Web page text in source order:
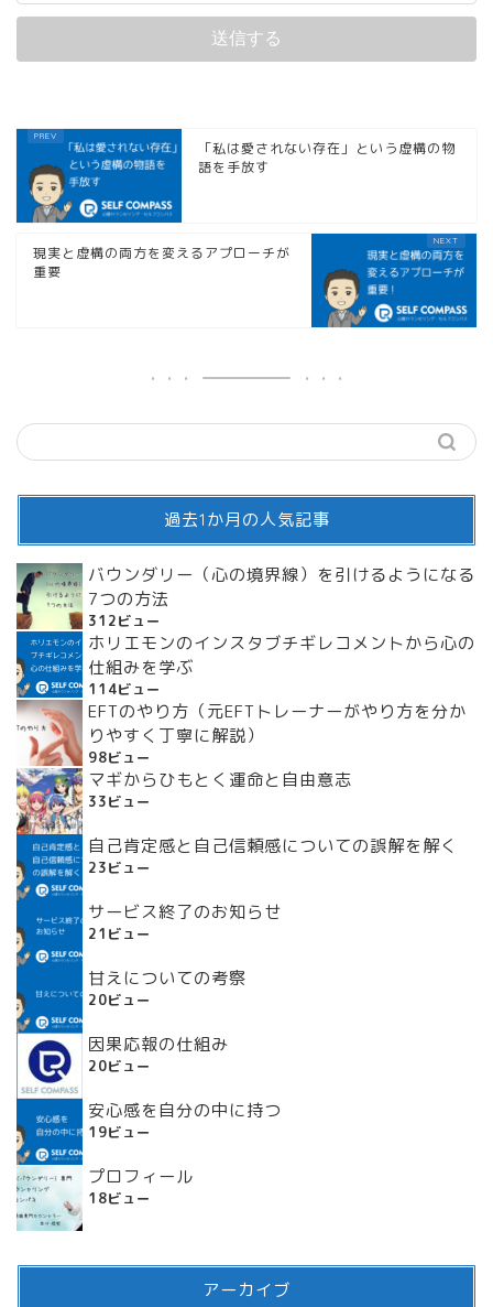
「私は愛されない存在」という虚構の物
語を手放す
現実と虚構の両方を変えるアプローチが
重要
過去1か月の人気記事
バウンダリー（心の境界線）を引けるようになる
7つの方法
312ビュー
ホリエモンのインスタブチギレコメントから心の
仕組みを学ぶ
114ビュー
EFTのやり方（元EFTトレーナーがやり方を分か
りやすく丁寧に解説）
98ビュー
マギからひもとく運命と自由意志
33ビュー
自己肯定感と自己信頼感についての誤解を解く
23ビュー
サービス終了のお知らせ
21ビュー
甘えについての考察
20ビュー
因果応報の仕組み
20ビュー
安心感を自分の中に持つ
19ビュー
プロフィール
18ビュー
アーカイブ